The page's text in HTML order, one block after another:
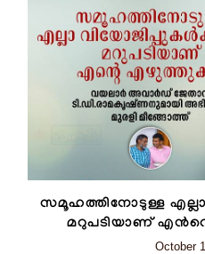
സമൂഹത്തിനോടുള്ള
മറുപടിയാണ്
October